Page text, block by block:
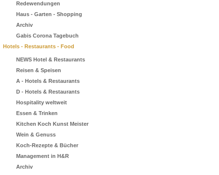
Redewendungen
Haus - Garten - Shopping
Archiv
Gabis Corona Tagebuch
Hotels - Restaurants - Food
NEWS Hotel & Restaurants
Reisen & Speisen
A - Hotels & Restaurants
D - Hotels & Restaurants
Hospitality weltweit
Essen & Trinken
Kitchen Koch Kunst Meister
Wein & Genuss
Koch-Rezepte & Bücher
Management in H&R
Archiv